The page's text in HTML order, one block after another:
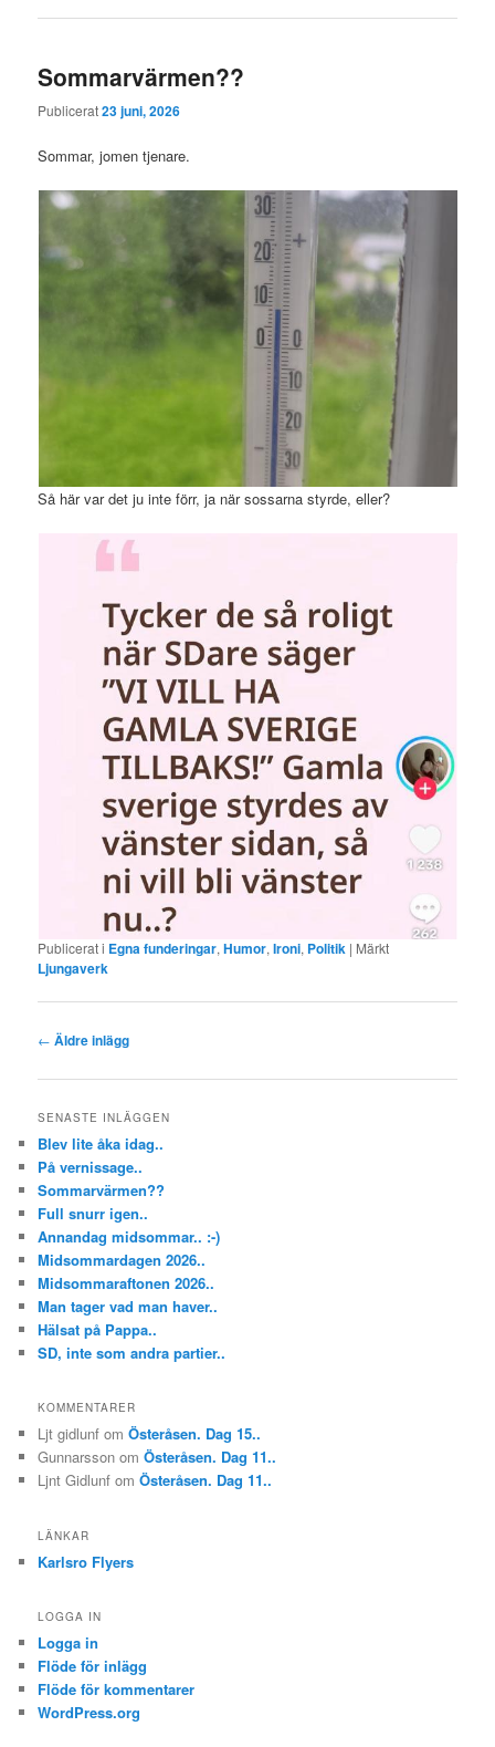
Sommarvärmen??
Publicerat23 juni, 2026
Sommar, jomen tjenare.
Så här var det ju inte förr, ja när sossarna styrde, eller?
Publicerat i Egna funderingar,Humor,Ironi, Politik | Märkt
Ljungaverk
Inläggsnavigering
← Äldre inlägg
SENASTE INLÄGGEN
Blev lite åka idag..
På vernissage..
Sommarvärmen??
Full snurr igen..
Annandag midsommar.. :-)
Midsommardagen 2026..
Midsommaraftonen 2026..
Man tager vad man haver..
Hälsat på Pappa..
SD, inte som andra partier..
KOMMENTARER
Ljt gidlunf omÖsteråsen. Dag 15..
Gunnarsson omÖsteråsen. Dag 11..
Ljnt Gidlunf omÖsteråsen. Dag 11..
LÄNKAR
Karlsro Flyers
LOGGA IN
Logga in
Flöde för inlägg
Flöde för kommentarer
WordPress.org